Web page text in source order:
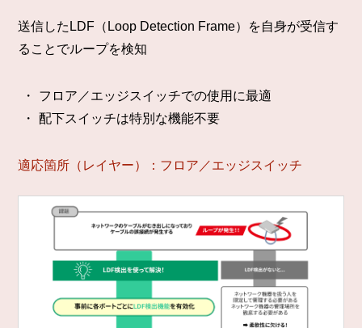
送信したLDF（Loop Detection Frame）を自身が受信す
ることでループを検知
フロア／エッジスイッチでの使用に最適
配下スイッチは特別な機能不要
適応箇所（レイヤー）：フロア／エッジスイッチ